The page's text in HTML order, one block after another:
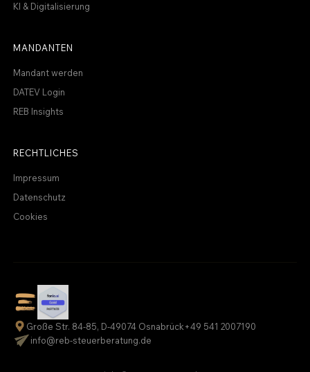
KI & Digitalisierung
MANDANTEN
Mandant werden
DATEV Login
REB Insights
RECHTLICHES
Impressum
Datenschutz
Cookies
Große Str. 84-85, D-49074 Osnabrück+49 541 2007190
info@reb-steuerberatung.de